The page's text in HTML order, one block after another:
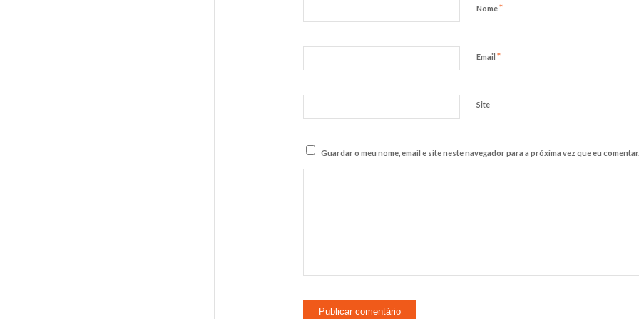
Nome*
Email *
Site
Guardar o meu nome, email e site neste navegador para a próxima vez que eu comentar.